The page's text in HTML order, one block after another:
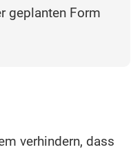
geplanten Form
verhindern, dass